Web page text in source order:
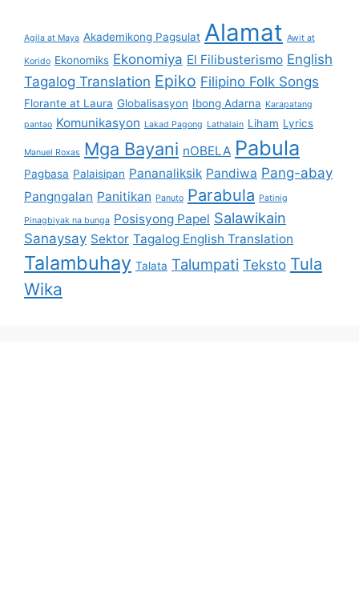
Agila at Maya Akademikong Pagsulat Alamat Awit at
Korido Ekonomiks Ekonomiya El Filibusterismo English
Tagalog Translation Epiko Filipino Folk Songs
Florante at Laura Globalisasyon Ibong Adarna Karapatang
pantao Komunikasyon Lakad Pagong Lathalain Liham Lyrics
Manuel Roxas Mga Bayani nOBELA Pabula
Pagbasa Palaisipan Pananaliksik Pandiwa Pang-abay
Pangngalan Panitikan Panuto Parabula Patinig
Pinagbiyak na bunga Posisyong Papel Salawikain
Sanaysay Sektor Tagalog English Translation
Talambuhay Talata Talumpati Teksto Tula
Wika